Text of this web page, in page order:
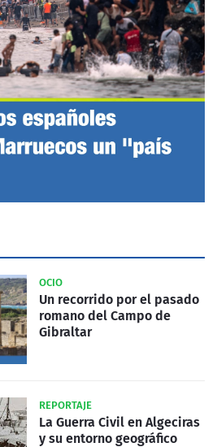
OCIO
Un recorrido por el pasado
romano del Campo de
Gibraltar
REPORTAJE
La Guerra Civil en Algeciras
y su entorno geográfico